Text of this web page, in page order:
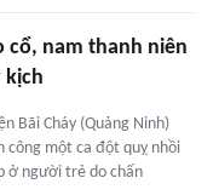
cổ, nam thanh niên
kịch
Bãi Cháy (Quảng Ninh)
công một ca đột quỵ nhồi
ở người trẻ do chấn